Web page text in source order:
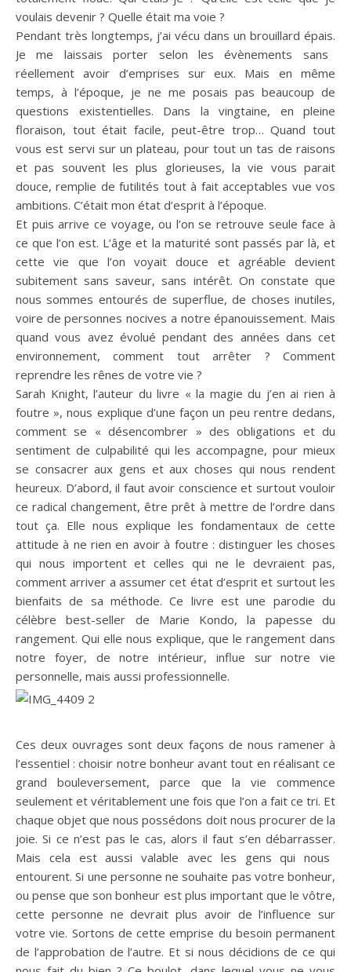
voulais devenir ? Quelle était ma voie ?
Pendant très longtemps, j’ai vécu dans un brouillard épais.
Je me laissais porter selon les évènements sans
réellement avoir d’emprises sur eux. Mais en même
temps, à l’époque, je ne me posais pas beaucoup de
questions existentielles. Dans la vingtaine, en pleine
floraison, tout était facile, peut-être trop… Quand tout
vous est servi sur un plateau, pour tout un tas de raisons
et pas souvent les plus glorieuses, la vie vous parait
douce, remplie de futilités tout à fait acceptables vue vos
ambitions. C’était mon état d’esprit à l’époque.
Et puis arrive ce voyage, ou l’on se retrouve seule face à
ce que l’on est. L’âge et la maturité sont passés par là, et
cette vie que l’on voyait douce et agréable devient
subitement sans saveur, sans intérêt. On constate que
nous sommes entourés de superflue, de choses inutiles,
voire de personnes nocives a notre épanouissement. Mais
quand vous avez évolué pendant des années dans cet
environnement, comment tout arrêter ? Comment
reprendre les rênes de votre vie ?
Sarah Knight, l’auteur du livre « la magie du j’en ai rien à
foutre », nous explique d’une façon un peu rentre dedans,
comment se « désencombrer » des obligations et du
sentiment de culpabilité qui les accompagne, pour mieux
se consacrer aux gens et aux choses qui nous rendent
heureux. D’abord, il faut avoir conscience et surtout vouloir
ce radical changement, être prêt à mettre de l’ordre dans
tout ça. Elle nous explique les fondamentaux de cette
attitude à ne rien en avoir à foutre : distinguer les choses
qui nous importent et celles qui ne le devraient pas,
comment arriver a assumer cet état d’esprit et surtout les
bienfaits de sa méthode. Ce livre est une parodie du
célèbre best-seller de Marie Kondo, la papesse du
rangement. Qui elle nous explique, que le rangement dans
notre foyer, de notre intérieur, influe sur notre vie
personnelle, mais aussi professionnelle.
Ces deux ouvrages sont deux façons de nous ramener à
l’essentiel : choisir notre bonheur avant tout en réalisant ce
grand bouleversement, parce que la vie commence
seulement et véritablement une fois que l’on a fait ce tri. Et
chaque objet que nous possédons doit nous procurer de la
joie. Si ce n’est pas le cas, alors il faut s’en débarrasser.
Mais cela est aussi valable avec les gens qui nous
entourent. Si une personne ne souhaite pas votre bonheur,
ou pense que son bonheur est plus important que le vôtre,
cette personne ne devrait plus avoir de l’influence sur
votre vie. Sortons de cette emprise du besoin permanent
de l’approbation de l’autre. Et si nous décidions de ce qui